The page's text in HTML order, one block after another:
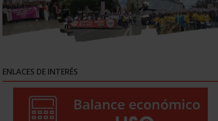
ENLACES DE INTERÉS